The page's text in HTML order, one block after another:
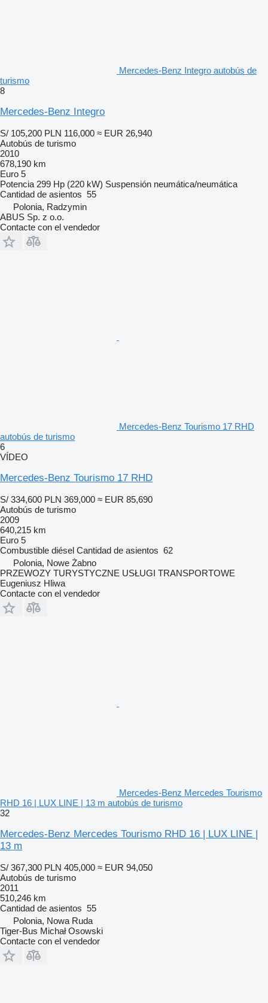
Mercedes-Benz Integro autobús de
turismo
8
Mercedes-Benz Integro
S/ 105,200 PLN 116,000 ≈ EUR 26,940
Autobús de turismo
2010
678,190 km
Euro 5
Potencia 299 Hp (220 kW) Suspensión neumática/neumática
Cantidad de asientos 55
Polonia, Radzymin
ABUS Sp. z o.o.
Contacte con el vendedor
Mercedes-Benz Tourismo 17 RHD
autobús de turismo
6
VÍDEO
Mercedes-Benz Tourismo 17 RHD
S/ 334,600 PLN 369,000 ≈ EUR 85,690
Autobús de turismo
2009
640,215 km
Euro 5
Combustible diésel Cantidad de asientos 62
Polonia, Nowe Żabno
PRZEWOZY TURYSTYCZNE USŁUGI TRANSPORTOWE
Eugeniusz Hliwa
Contacte con el vendedor
Mercedes-Benz Mercedes Tourismo
RHD 16 | LUX LINE | 13 m autobús de turismo
32
Mercedes-Benz Mercedes Tourismo RHD 16 | LUX LINE |
13 m
S/ 367,300 PLN 405,000 ≈ EUR 94,050
Autobús de turismo
2011
510,246 km
Cantidad de asientos 55
Polonia, Nowa Ruda
Tiger-Bus Michał Osowski
Contacte con el vendedor